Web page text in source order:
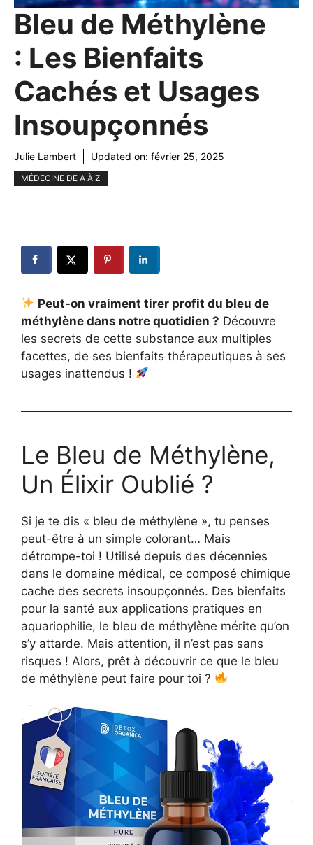
Bleu de Méthylène
: Les Bienfaits
Cachés et Usages
Insoupçonnés
Julie Lambert Updated on: février 25, 2025
MÉDECINE DE A À Z
Peut-on vraiment tirer profit du bleu de
méthylène dans notre quotidien ? Découvre
les secrets de cette substance aux multiples
facettes, de ses bienfaits thérapeutiques à ses
usages inattendus !
Le Bleu de Méthylène,
Un Élixir Oublié ?
Si je te dis « bleu de méthylène », tu penses
peut-être à un simple colorant… Mais
détrompe-toi ! Utilisé depuis des décennies
dans le domaine médical, ce composé chimique
cache des secrets insoupçonnés. Des bienfaits
pour la santé aux applications pratiques en
aquariophilie, le bleu de méthylène mérite qu’on
s’y attarde. Mais attention, il n’est pas sans
risques ! Alors, prêt à découvrir ce que le bleu
de méthylène peut faire pour toi ?